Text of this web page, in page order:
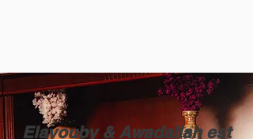
Elayouby & Awadallah est